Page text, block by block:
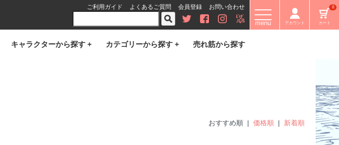
ご利用ガイド よくあるご質問 会員登録 お問い合わせ
menu アカウント カート
0
キャラクターから探す + カテゴリーから探す + 売れ筋から探す
おすすめ順 | 価格順| 新着順